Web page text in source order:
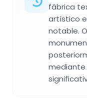
fábrica
artístico
notable.
mediante